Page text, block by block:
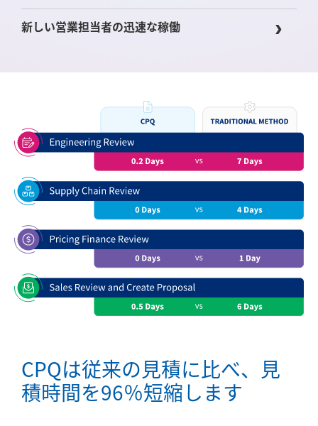
新しい営業担当者の迅速な稼働
CPQは従来の見積に比べ、見
積時間を96％短縮します